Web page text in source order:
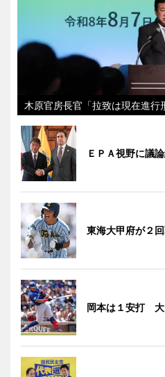
木原官房長官「拉致は現在進行
ＥＰＡ視野に議
東海大甲府が２
岡本は１安打 大